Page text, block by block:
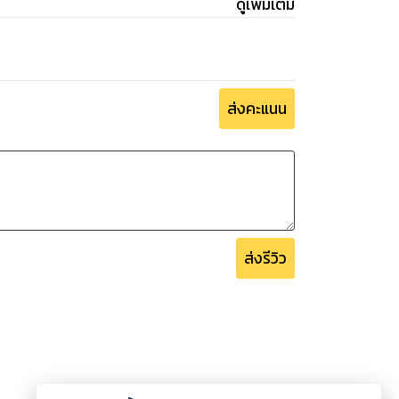
ส่งคะแนน
ส่งรีวิว